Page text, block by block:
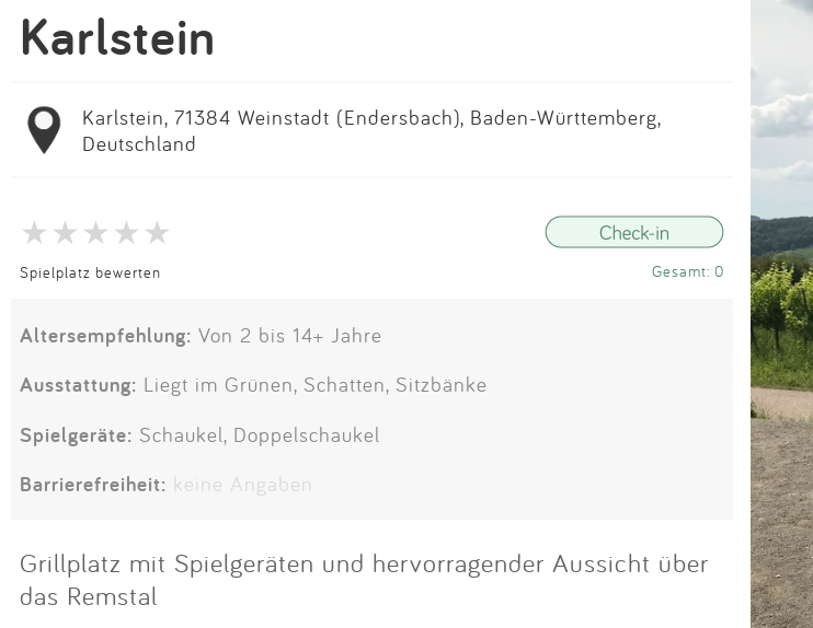
Kontakt
Impressum
Anmelden
Karlstein
Karlstein, 71384 Weinstadt (Endersbach), Baden-Württemberg,
Deutschland
Spielplatz bewerten Gesamt: 0
Altersempfehlung: Von 2 bis 14+ Jahre
Ausstattung: Liegt im Grünen, Schatten, Sitzbänke
Spielgeräte: Schaukel, Doppelschaukel
Barrierefreiheit: keine Angaben
Grillplatz mit Spielgeräten und hervorragender Aussicht über
das Remstal